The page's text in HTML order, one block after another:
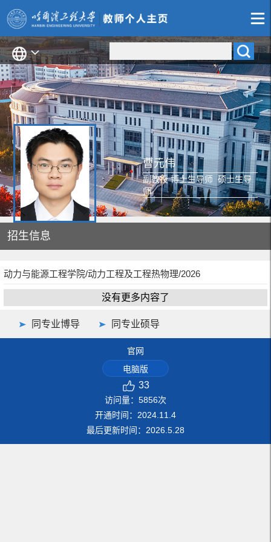
曹元伟
副教授 博士生导师 硕士生导
师
招生信息
动力与能源工程学院/动力工程及工程热物理/2026
没有更多内容了
同专业博导 同专业硕导
官网
电脑版
33
访问量： 5856次
开通时间： 2024.11.4
最后更新时间： 2026.5.28